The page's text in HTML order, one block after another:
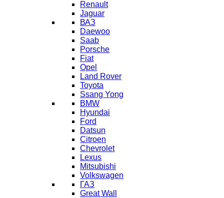
Renault
Jaguar
ВАЗ
Daewoo
Saab
Porsche
Fiat
Opel
Land Rover
Toyota
Ssang Yong
BMW
Hyundai
Ford
Datsun
Citroen
Chevrolet
Lexus
Mitsubishi
Volkswagen
ГАЗ
Great Wall